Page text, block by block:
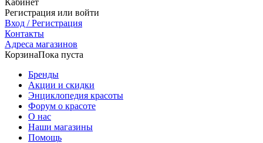
Кабинет
Регистрация или войти
Вход / Регистрация
Контакты
Адреса магазинов
КорзинаПока пуста
Бренды
Акции и скидки
Энциклопедия красоты
Форум о красоте
О нас
Наши магазины
Помощь